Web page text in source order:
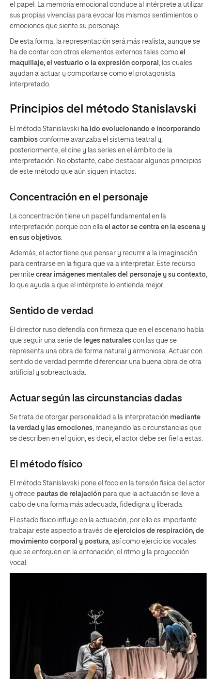
el papel. La memoria emocional conduce al intérprete a utilizar
sus propias vivencias para evocar los mismos sentimientos o
emociones que siente su personaje.
De esta forma, la representación será más realista, aunque se
ha de contar con otros elementos externos tales como el
maquillaje, el vestuario o la expresión corporal
, los cuales
ayudan a actuar y comportarse como el protagonista
interpretado.
Principios del método Stanislavski
El método Stanislavski ha ido evolucionando e incorporando
cambios conforme avanzaba el sistema teatral y,
posteriormente, el cine y las series en el ámbito de la
interpretación. No obstante, cabe destacar algunos principios
de este método que aún siguen intactos:
Concentración en el personaje
La concentración tiene un papel fundamental en la
interpretación porque con ella el actor se centra en la escena y
en sus objetivos
Además, el actor tiene que pensar y recurrir a la imaginación
para centrarse en la figura que va a interpretar. Este recurso
permite crear imágenes mentales del personaje y su contexto
lo que ayuda a que el intérprete lo entienda mejor.
Sentido de verdad
El director ruso defendía con firmeza que en el escenario había
que seguir una serie de leyes naturales con las que se
representa una obra de forma natural y armoniosa. Actuar con
sentido de verdad permite diferenciar una buena obra de otra
artificial y sobreactuada.
Actuar según las circunstancias dadas
Se trata de otorgar personalidad a la interpretación mediante
la verdad y las emociones , manejando las circunstancias que
se describen en el guion, es decir, el actor debe ser fiel a estas.
El método físico
El método Stanislavski pone el foco en la tensión física del actor
y ofrece pautas de relajación para que la actuación se lleve a
cabo de una forma más adecuada, fidedigna y liberada.
El estado físico influye en la actuación, por ello es importante
trabajar este aspecto a través de ejercicios de respiración, de
movimiento corporal y postura , así como ejercicios vocales
que se enfoquen en la entonación, el ritmo y la proyección
vocal.